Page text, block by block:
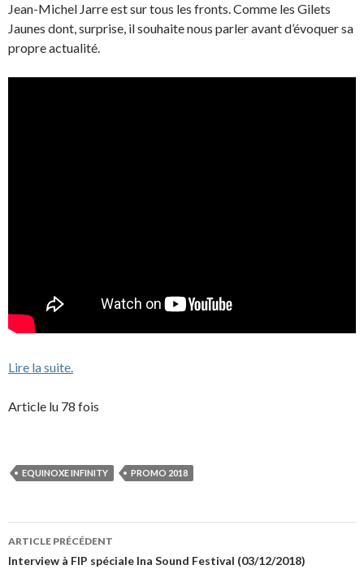
Jean-Michel Jarre est sur tous les fronts. Comme les Gilets
Jaunes dont, surprise, il souhaite nous parler avant d’évoquer sa
propre actualité.
Lire la suite.
Article lu 78 fois
EQUINOXE INFINITY PROMO 2018
Navigation
des
ARTICLE PRÉCÉDENT
Interview à FIP spéciale Ina Sound Festival (03/12/2018)